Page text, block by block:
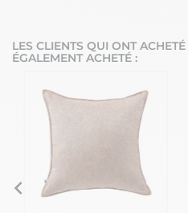
LES CLIENTS QUI ONT
ÉGALEMENT ACHETÉ :